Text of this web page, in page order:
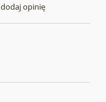
dodaj opinię